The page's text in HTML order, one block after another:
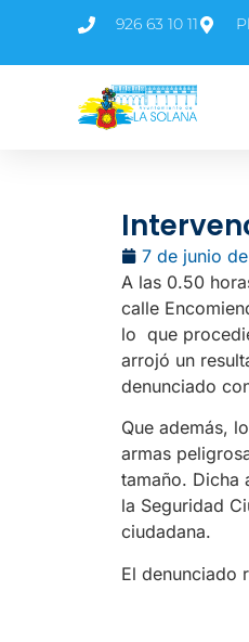
926 63 10 11
7 de junio
A las 0.50
calle
lo que
arrojó un
denunciado
Que además,
armas
tamaño. Dicha
la Seguridad
ciudadana.
El denunciado